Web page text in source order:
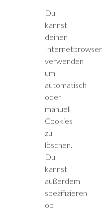
Du
kannst
deinen
Internetbrowser
verwenden
um
automatisch
oder
manuell
Cookies
zu
löschen.
Du
kannst
außerdem
spezifizieren
ob